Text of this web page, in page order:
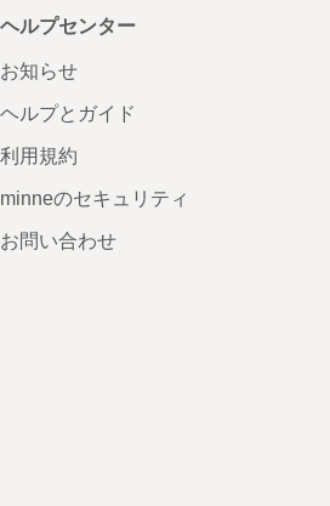
ヘルプセンター
お知らせ
ヘルプとガイド
利用規約
minneのセキュリティ
お問い合わせ